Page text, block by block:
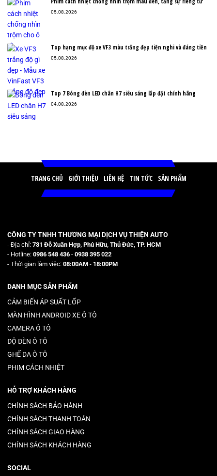
05.08.2026
Top hạng mục độ xe VF3 màu trắng đẹp tiện nghi và đáng tiền
05.08.2026
Top 7 Bóng đèn LED chân H7 siêu sáng lắp đặt chính hãng
04.08.2026
TRANG CHỦ GIỚI THIỆU LIÊN HỆ TIN TỨC SẢN PHẨM
CÔNG TY TNHH THƯƠNG MẠI DỊCH VỤ THIỆN AUTO
- Địa chỉ: 731 Đỗ Xuân Hợp, Phú Hữu, Thủ Đức, TP. HCM
- Hotline: 0986 548 436 - 0938 395 022
- Thời gian làm việc: 08:00AM - 18:00PM
DANH MỤC SẢN PHẨM
CẢM BIẾN ÁP SUẤT LỐP
MÀN HÌNH ANDROID XE Ô TÔ
CAMERA Ô TÔ
ĐỘ ĐÈN Ô TÔ
GHẾ DA Ô TÔ
PHIM CÁCH NHIỆT
HỖ TRỢ KHÁCH HÀNG
CHÍNH SÁCH BẢO HÀNH
CHÍNH SÁCH THANH TOÁN
CHÍNH SÁCH GIAO HÀNG
CHÍNH SÁCH KHÁCH HÀNG
SOCIAL